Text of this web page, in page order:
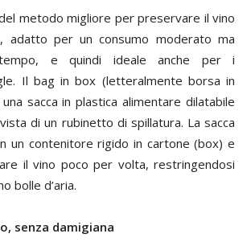
metodo migliore per preservare il vino
adatto per un consumo moderato ma
e quindi ideale anche per i
Il bag in box (letteralmente borsa in
sacca in plastica alimentare dilatabile
di un rubinetto di spillatura. La sacca
un contenitore rigido in cartone (box) e
il vino poco per volta, restringendosi
bolle d’aria.
senza damigiana